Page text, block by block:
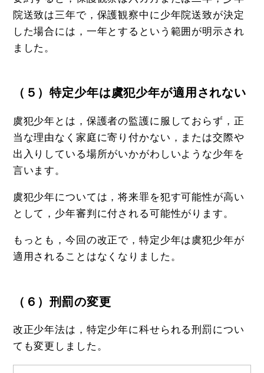
院送致は三年で，保護観察中に少年院送致が決定
した場合には，一年とするという範囲が明示され
ました。
（５）特定少年は虞犯少年が適用されない
虞犯少年とは，保護者の監護に服しておらず，正
当な理由なく家庭に寄り付かない，または交際や
出入りしている場所がいかがわしいような少年を
言います。
虞犯少年については，将来罪を犯す可能性が高い
として，少年審判に付される可能性がります。
もっとも，今回の改正で，特定少年は虞犯少年が
適用されることはなくなりました。
（６）刑罰の変更
改正少年法は，特定少年に科せられる刑罰につい
ても変更しました。